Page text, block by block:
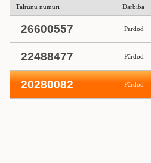
Tālruņu numuri Darbība
26600557 Pārdod
22488477 Pārdod
20280082 Pārdod